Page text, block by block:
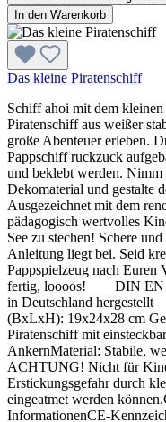
In den Warenkorb
Das kleine Piratenschiff
Schiff ahoi mit dem
Piratenschiff aus weißer
große Abenteuer erleben.
Pappschiff ruckzuck
und beklebt werden.
Dekomaterial und gestalte
Ausgezeichnet mit dem
pädagogisch wertvolles
See zu stechen! Schere
Anleitung liegt bei. Seid
Pappspielzeug nach
fertig, loooos! DIN EN
in Deutschland
(BxLxH): 19x24x28 cm
Piratenschiff mit
AnkernMaterial: Stabile,
ACHTUNG! Nicht für
Erstickungsgefahr durch
eingeatmet werden
InformationenCE-